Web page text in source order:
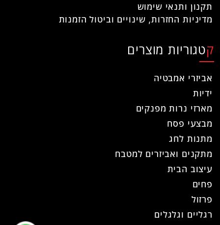
תקנון ותנאי שימוש
מדיניות החזרות, שינויים וביטול הזמנות
קטגוריות מוצרים
אביזרי אמבטיה
ידיות
מארזי נרות מפנקים
מבצעי פסח
מתנות לחג
מתקנים ואביזרים למטבח
עיצוב הבית
פחים
פרזול
רגליים וגלגלים